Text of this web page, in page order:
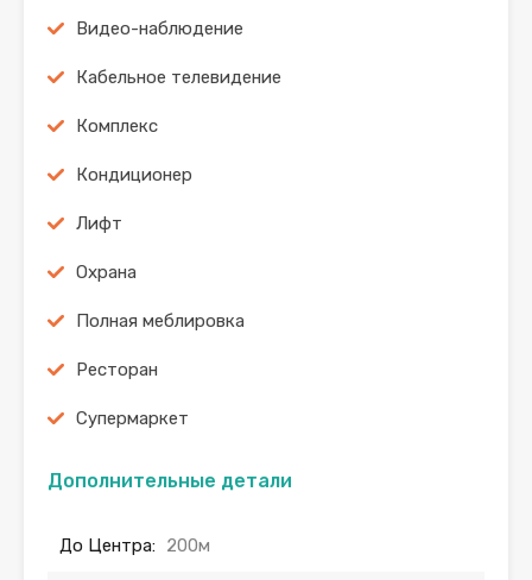
Видео-наблюдение
Кабельное телевидение
Комплекс
Кондиционер
Лифт
Охрана
Полная меблировка
Ресторан
Супермаркет
Дополнительные детали
До Центра: 200м